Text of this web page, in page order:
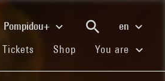
Pompidou+
en
Tickets (current)
Shop (current)You are